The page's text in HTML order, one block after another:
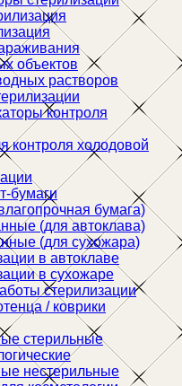
объектов
растворов
контроля
контроля холодовой
бумаги
бумага)
(для автоклава)
(для сухожара)
в автоклаве
в сухожаре
стерилизации
/ коврики
стерильные
нестерильные